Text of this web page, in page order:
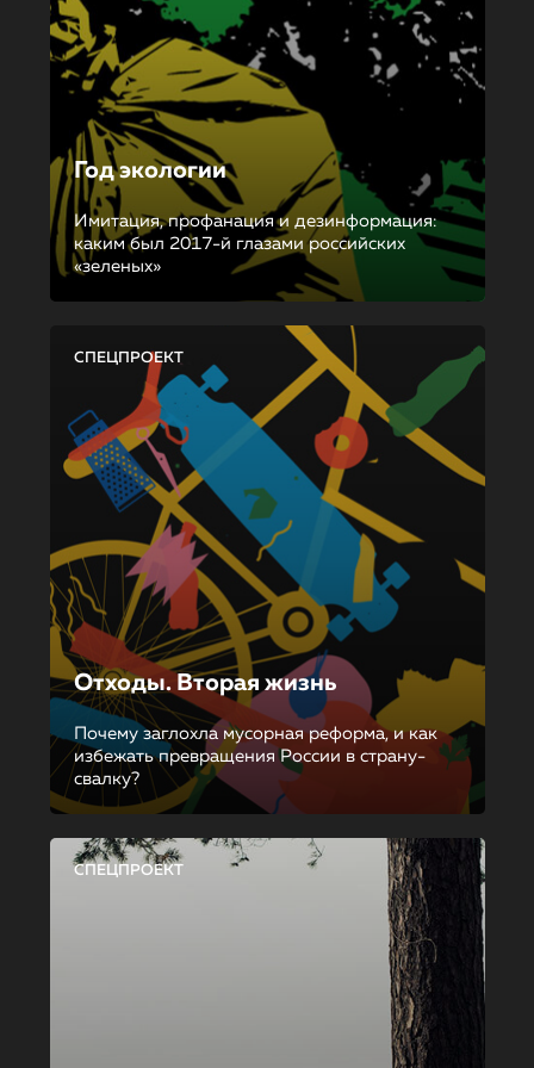
Год экологии
Имитация, профанация и дезинформация:
каким был 2017-й глазами российских
«зеленых»
СПЕЦПРОЕКТ
Отходы. Вторая жизнь
Почему заглохла мусорная реформа, и как
избежать превращения России в страну-
свалку?
СПЕЦПРОЕКТ